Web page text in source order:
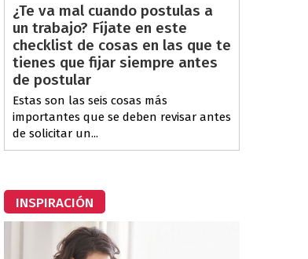
¿Te va mal cuando postulas a
un trabajo? Fíjate en este
checklist de cosas en las que te
tienes que fijar siempre antes
de postular
Estas son las seis cosas más
importantes que se deben revisar antes
de solicitar un...
INSPIRACIÓN